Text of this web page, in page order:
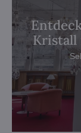
Kristall